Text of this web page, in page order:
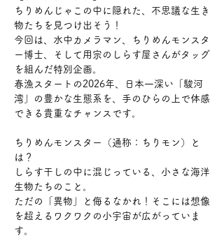
ちりめんじゃこの中に隠れた、不思議な生き
物たちを見つけ出そう！
今回は、水中カメラマン、ちりめんモンスタ
ー博士、そして用宗のしらす屋さんがタッグ
を組んだ特別企画。
春漁スタートの2026年、日本一深い「駿河
湾」の豊かな生態系を、手のひらの上で体感
できる貴重なチャンスです。
ちりめんモンスター（通称：ちりモン）と
は？
しらす干しの中に混じっている、小さな海洋
生物たちのこと。
ただの「異物」と侮るなかれ！そこには想像
を超えるワクワクの小宇宙が広がっていま
す。